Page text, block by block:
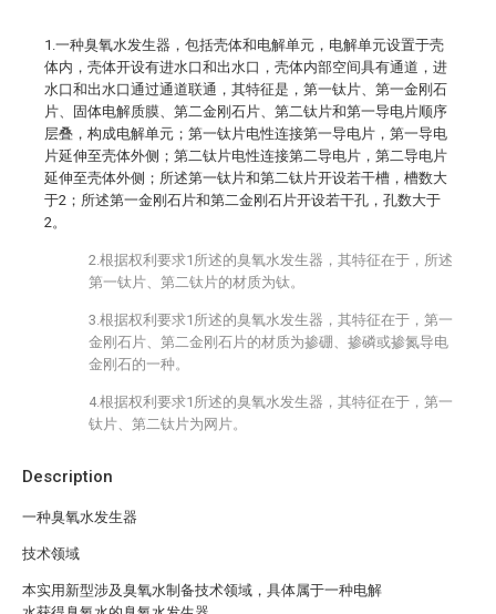
Description
一种臭氧水发生器
技术领域
本实用新型涉及臭氧水制备技术领域，具体属于一种电解
1.一种臭氧水发生器，包括壳体和电解单元，电解单元设置于壳
体内，壳体开设有进水口和出水口，壳体内部空间具有通道，进
水口和出水口通过通道联通，其特征是，第一钛片、第一金刚石
片、固体电解质膜、第二金刚石片、第二钛片和第一导电片顺序
层叠，构成电解单元；第一钛片电性连接第一导电片，第一导电
片延伸至壳体外侧；第二钛片电性连接第二导电片，第二导电片
延伸至壳体外侧；所述第一钛片和第二钛片开设若干槽，槽数大
于2；所述第一金刚石片和第二金刚石片开设若干孔，孔数大于
2。
2.根据权利要求1所述的臭氧水发生器，其特征在于，所述
第一钛片、第二钛片的材质为钛。
3.根据权利要求1所述的臭氧水发生器，其特征在于，第一
金刚石片、第二金刚石片的材质为掺硼、掺磷或掺氮导电
金刚石的一种。
4.根据权利要求1所述的臭氧水发生器，其特征在于，第一
钛片、第二钛片为网片。